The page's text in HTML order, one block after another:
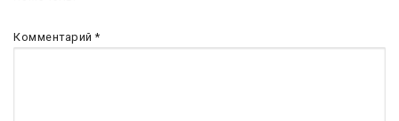
по
записям
Комментарий*